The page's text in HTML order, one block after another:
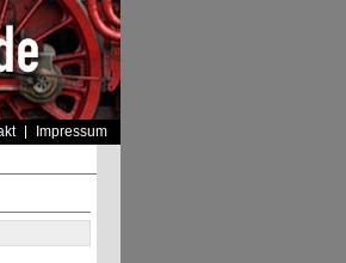
Impressum